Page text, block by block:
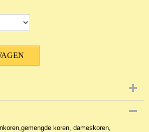
koren, dameskoren,